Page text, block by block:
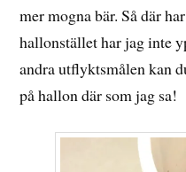
mer mogna bär. Så där
hallonstället har jag inte
andra utflyktsmålen kan
på hallon där som jag sa!